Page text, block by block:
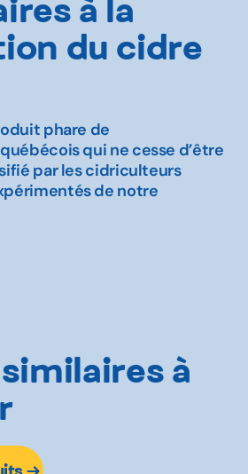
à la
du cidre
phare de
qui ne cesse d’être
par les cidriculteurs
de notre
à